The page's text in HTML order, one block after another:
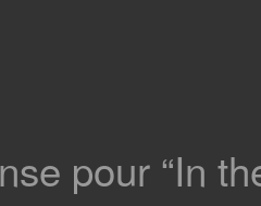
pour “In